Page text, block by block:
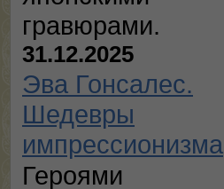
гравюрами.
31.12.2025
Эва Гонсалес.
Шедевры
импрессионизма
Героями